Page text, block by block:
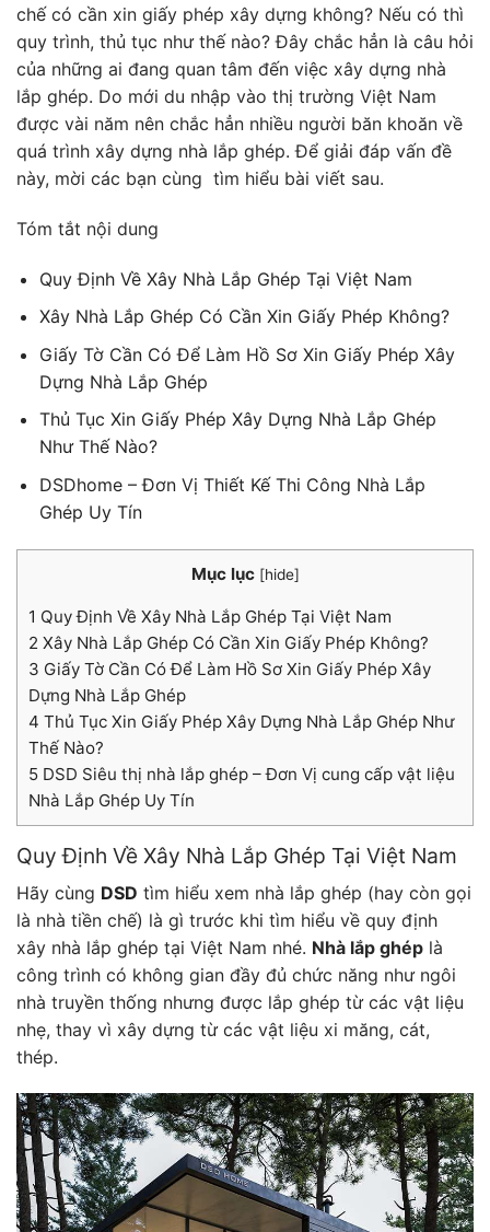
chế có cần xin giấy phép xây dựng không? Nếu có thì
quy trình, thủ tục như thế nào? Đây chắc hẳn là câu hỏi
của những ai đang quan tâm đến việc xây dựng nhà
lắp ghép. Do mới du nhập vào thị trường Việt Nam
được vài năm nên chắc hẳn nhiều người băn khoăn về
quá trình xây dựng nhà lắp ghép. Để giải đáp vấn đề
này, mời các bạn cùng tìm hiểu bài viết sau.
Tóm tắt nội dung
Quy Định Về Xây Nhà Lắp Ghép Tại Việt Nam
Xây Nhà Lắp Ghép Có Cần Xin Giấy Phép Không?
Giấy Tờ Cần Có Để Làm Hồ Sơ Xin Giấy Phép Xây
Dựng Nhà Lắp Ghép
Thủ Tục Xin Giấy Phép Xây Dựng Nhà Lắp Ghép
Như Thế Nào?
DSDhome – Đơn Vị Thiết Kế Thi Công Nhà Lắp
Ghép Uy Tín
Mục lục [hide]
1 Quy Định Về Xây Nhà Lắp Ghép Tại Việt Nam
2 Xây Nhà Lắp Ghép Có Cần Xin Giấy Phép Không?
3 Giấy Tờ Cần Có Để Làm Hồ Sơ Xin Giấy Phép Xây
Dựng Nhà Lắp Ghép
4 Thủ Tục Xin Giấy Phép Xây Dựng Nhà Lắp Ghép Như
Thế Nào?
5 DSD Siêu thị nhà lắp ghép – Đơn Vị cung cấp vật liệu
Nhà Lắp Ghép Uy Tín
Quy Định Về Xây Nhà Lắp Ghép Tại Việt Nam
Hãy cùng DSD tìm hiểu xem nhà lắp ghép (hay còn gọi
là nhà tiền chế) là gì trước khi tìm hiểu về quy định
xây nhà lắp ghép tại Việt Nam nhé. Nhà lắp ghép là
công trình có không gian đầy đủ chức năng như ngôi
nhà truyền thống nhưng được lắp ghép từ các vật liệu
nhẹ, thay vì xây dựng từ các vật liệu xi măng, cát,
thép.